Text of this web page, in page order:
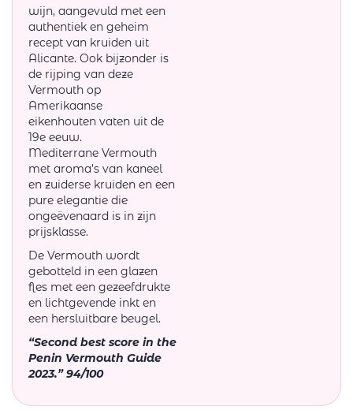
wijn, aangevuld met een
authentiek en geheim
recept van kruiden uit
Alicante. Ook bijzonder is
de rijping van deze
Vermouth op
Amerikaanse
eikenhouten vaten uit de
19e eeuw.
Mediterrane Vermouth
met aroma’s van kaneel
en zuiderse kruiden en een
pure elegantie die
ongeëvenaard is in zijn
prijsklasse.
De Vermouth wordt
gebotteld in een glazen
fles met een gezeefdrukte
en lichtgevende inkt en
een hersluitbare beugel.
“Second best score in the
Penin Vermouth Guide
2023.” 94/100